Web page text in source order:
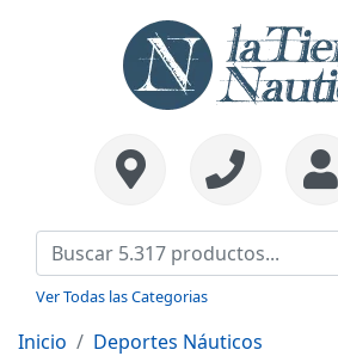
Ver Todas las Categorias
Inicio
Deportes Náuticos